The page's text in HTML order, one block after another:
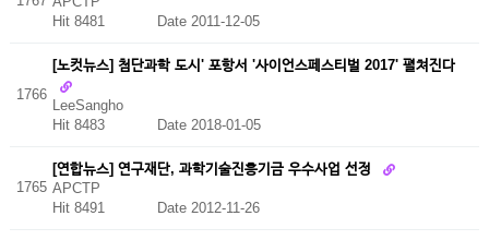
Hit 8481
Date 2011-12-05
1766
[노컷뉴스] 첨단과학 도시' 포항서 '사이언스페스티벌 2017' 펼쳐진다
LeeSangho
Hit 8483 Date 2018-01-05
1765
[연합뉴스] 연구재단, 과학기술진흥기금 우수사업 선정
APCTP
Hit 8491
Date 2012-11-26